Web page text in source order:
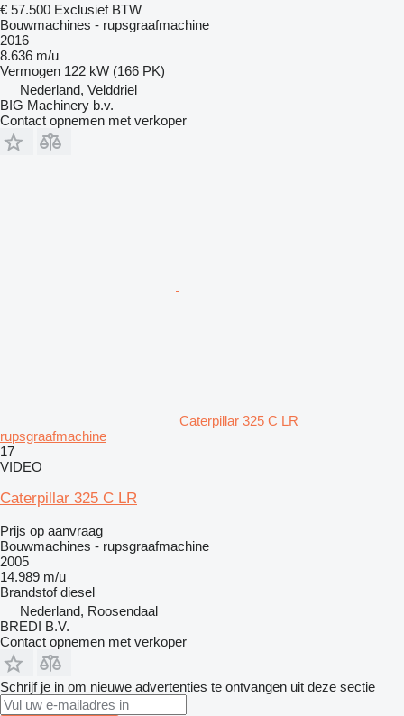
€ 57.500 Exclusief BTW
Bouwmachines - rupsgraafmachine
2016
8.636 m/u
Vermogen 122 kW (166 PK)
Nederland, Velddriel
BIG Machinery b.v.
Contact opnemen met verkoper
Caterpillar 325 C LR
rupsgraafmachine
17
VIDEO
Caterpillar 325 C LR
Prijs op aanvraag
Bouwmachines - rupsgraafmachine
2005
14.989 m/u
Brandstof diesel
Nederland, Roosendaal
BREDI B.V.
Contact opnemen met verkoper
Schrijf je in om nieuwe advertenties te ontvangen uit deze sectie